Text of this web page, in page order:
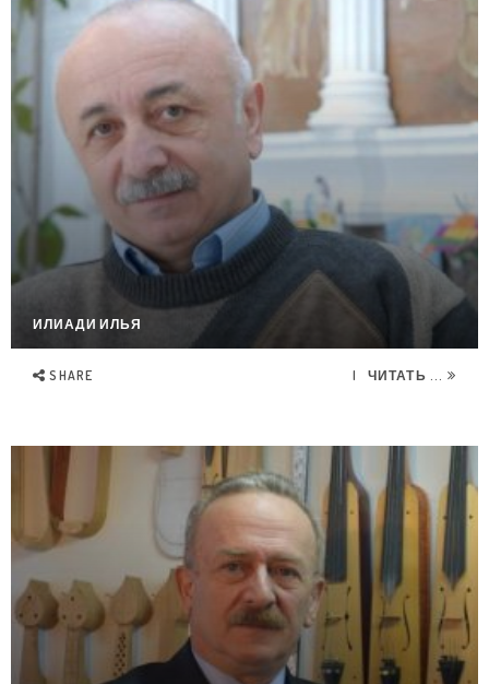
ИЛИАДИ ИЛЬЯ
SHARE ЧИТАТЬ ...